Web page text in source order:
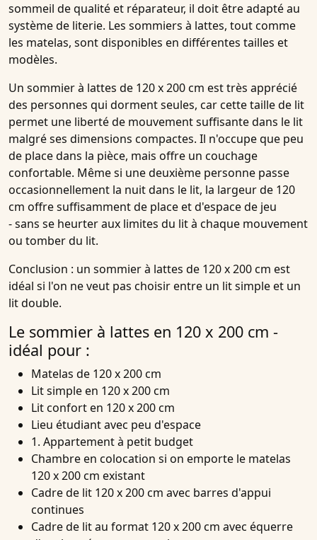
sommeil de qualité et réparateur, il doit être adapté au
système de literie. Les sommiers à lattes, tout comme
les matelas, sont disponibles en différentes tailles et
modèles.
Un sommier à lattes de 120 x 200 cm est très apprécié
des personnes qui dorment seules, car cette taille de lit
permet une liberté de mouvement suffisante dans le lit
malgré ses dimensions compactes. Il n'occupe que peu
de place dans la pièce, mais offre un couchage
confortable. Même si une deuxième personne passe
occasionnellement la nuit dans le lit, la largeur de 120
cm offre suffisamment de place et d'espace de jeu
- sans se heurter aux limites du lit à chaque mouvement
ou tomber du lit.
Conclusion : un sommier à lattes de 120 x 200 cm est
idéal si l'on ne veut pas choisir entre un lit simple et un
lit double.
Le sommier à lattes en 120 x 200 cm -
idéal pour :
Matelas de 120 x 200 cm
Lit simple en 120 x 200 cm
Lit confort en 120 x 200 cm
Lieu étudiant avec peu d'espace
1. Appartement à petit budget
Chambre en colocation si on emporte le matelas
120 x 200 cm existant
Cadre de lit 120 x 200 cm avec barres d'appui
continues
Cadre de lit au format 120 x 200 cm avec équerre